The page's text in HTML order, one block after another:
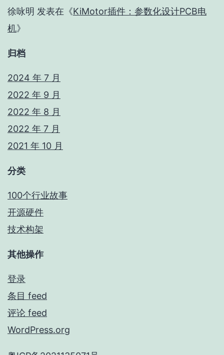
徐咏明 发表在《KiMotor插件：参数化设计PCB电
机》
归档
2024 年 7 月
2022 年 9 月
2022 年 8 月
2022 年 7 月
2021 年 10 月
分类
100个行业故事
开源硬件
技术构架
其他操作
登录
条目 feed
评论 feed
WordPress.org